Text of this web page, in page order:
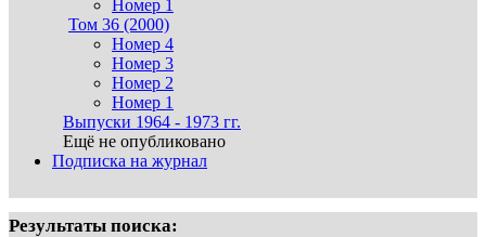
Номер 1
Том 36 (2000)
Номер 4
Номер 3
Номер 2
Номер 1
Выпуски 1964 - 1973 гг.
Ещё не опубликовано
Подписка на журнал
Результаты поиска: